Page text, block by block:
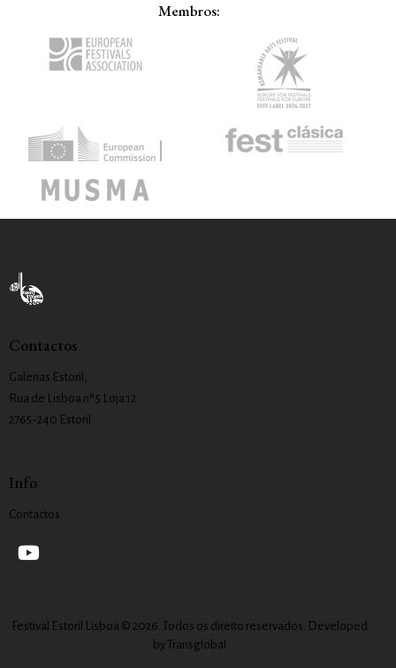
Membros:
Contactos
Galerias Estoril,
Rua de Lisboa nº 5 Loja 12
2765-240 Estoril
Info
Contactos
Festival Estoril Lisboa © 2026. Todos os direito reservados. Developed
byTransglobal